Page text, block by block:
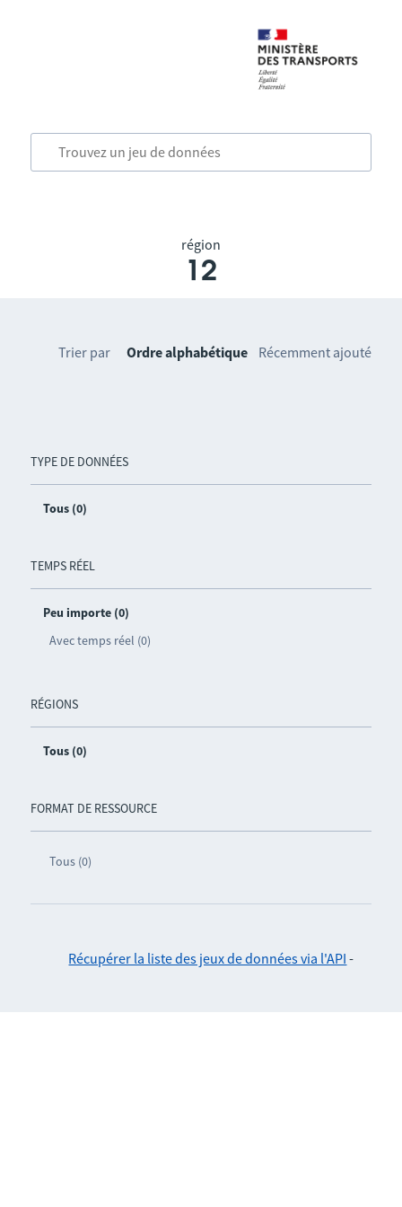
région
12
TYPE DE DONNÉES
Tous (0)
TEMPS RÉEL
Peu importe (0)
Avec temps réel (0)
RÉGIONS
Tous (0)
FORMAT DE RESSOURCE
Tous (0)
Trier par Ordre alphabétique Récemment ajouté
Récupérer la liste des jeux de données via l'API -